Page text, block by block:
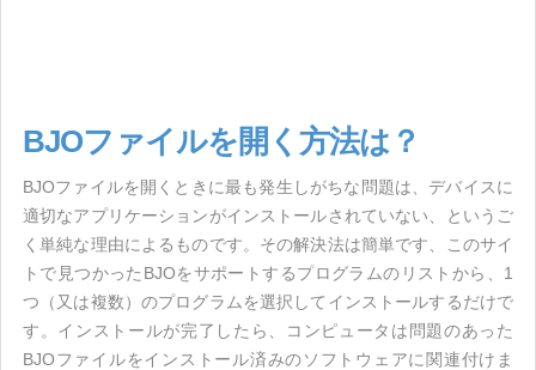
BJOファイルを開く方法は？
BJOファイルを開くときに最も発生しがちな問題は、デバイスに
適切なアプリケーションがインストールされていない、というご
く単純な理由によるものです。その解決法は簡単です、このサイ
トで見つかったBJOをサポートするプログラムのリストから、1
つ（又は複数）のプログラムを選択してインストールするだけで
す。インストールが完了したら、コンピュータは問題のあった
BJOファイルをインストール済みのソフトウェアに関連付けま